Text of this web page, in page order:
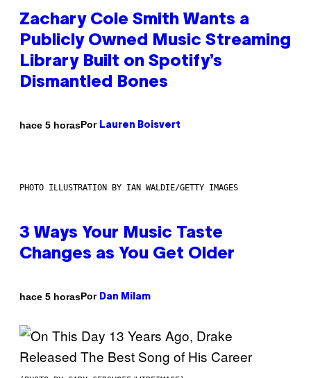
Zachary Cole Smith Wants a
Publicly Owned Music Streaming
Library Built on Spotify’s
Dismantled Bones
hace 5 horasPor Lauren Boisvert
PHOTO ILLUSTRATION BY IAN WALDIE/GETTY IMAGES
3 Ways Your Music Taste
Changes as You Get Older
hace 5 horasPor Dan Milam